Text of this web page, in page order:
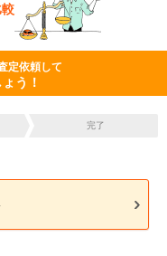
定依頼して
う！
完了